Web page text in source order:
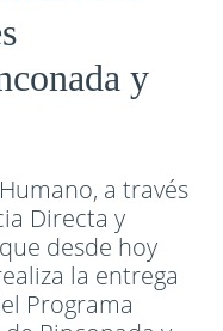
y
a través
Directa y
desde hoy
la entrega
Programa